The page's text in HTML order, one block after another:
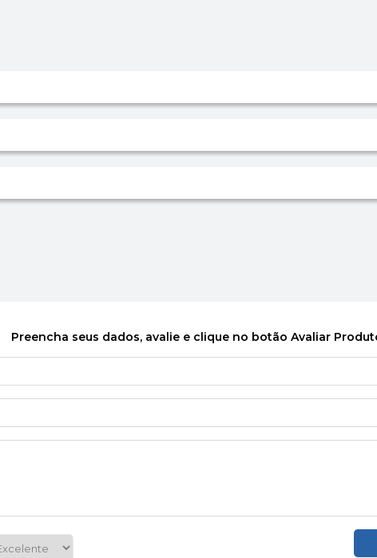
Preencha seus dados, avalie e clique no botão Avaliar